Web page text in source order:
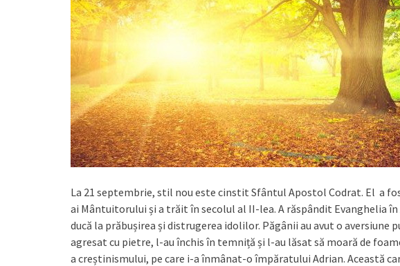
La 21 septembrie, stil nou este cinstit Sfântul Apostol Codrat. El a
ai Mântuitorului și a trăit în secolul al II-lea. A răspândit Evanghelia
ducă la prăbușirea și distrugerea idolilor. Păgânii au avut o aversiune
agresat cu pietre, l-au închis în temniță și l-au lăsat să moară de
a creștinismului, pe care i-a înmânat-o împăratului Adrian. Această